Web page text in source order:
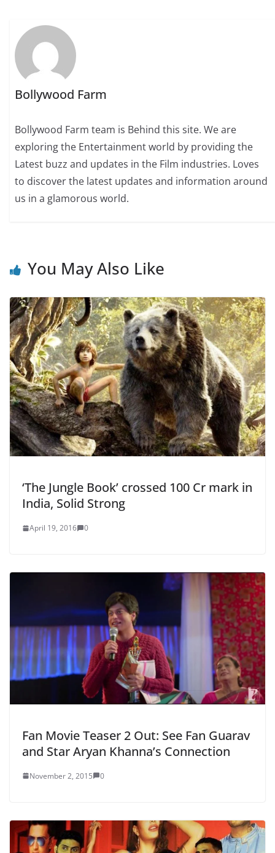
Bollywood Farm
Bollywood Farm team is Behind this site. We are
exploring the Entertainment world by providing the
Latest buzz and updates in the Film industries. Loves
to discover the latest updates and information around
us in a glamorous world.
You May Also Like
‘The Jungle Book’ crossed 100 Cr mark in
India, Solid Strong
April 19, 2016 0
Fan Movie Teaser 2 Out: See Fan Guarav
and Star Aryan Khanna’s Connection
November 2, 2015 0